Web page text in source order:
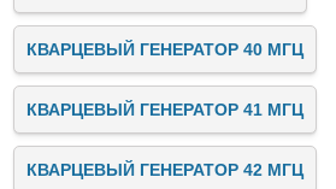
КВАРЦЕВЫЙ ГЕНЕРАТОР 40 МГЦ
КВАРЦЕВЫЙ ГЕНЕРАТОР 41 МГЦ
КВАРЦЕВЫЙ ГЕНЕРАТОР 42 МГЦ